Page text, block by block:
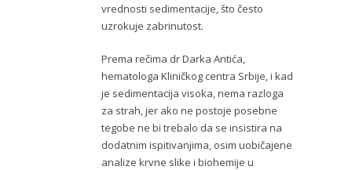
vrednosti sedimentacije, što često
uzrokuje zabrinutost.
Prema rečima dr Darka Antića,
hematologa Kliničkog centra Srbije, i kad
je sedimentacija visoka, nema razloga
za strah, jer ako ne postoje posebne
tegobe ne bi trebalo da se insistira na
dodatnim ispitivanjima, osim uobičajene
analize krvne slike i biohemije u